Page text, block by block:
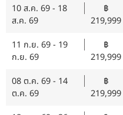
10 ส.ค. 69 - 18
ส.ค. 69
฿
219,999
11 ก.ย. 69 - 19
ก.ย. 69
฿
219,999
08 ต.ค. 69 - 14
ต.ค. 69
฿
219,999